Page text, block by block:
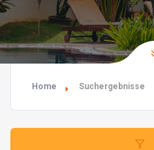
Home Suchergebnisse